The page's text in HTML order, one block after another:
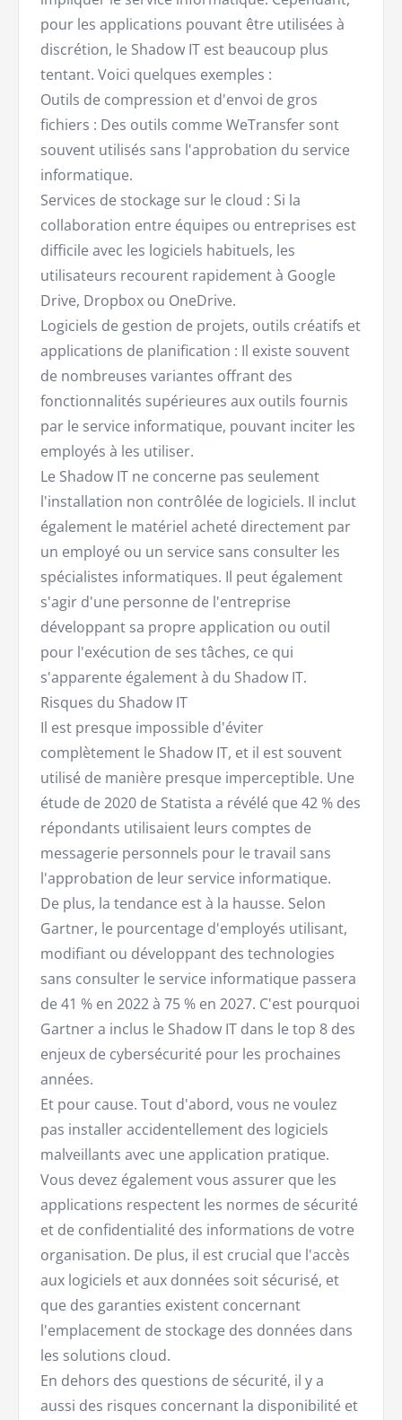
pour les applications pouvant être utilisées à
discrétion, le Shadow IT est beaucoup plus
tentant. Voici quelques exemples :
Outils de compression et d'envoi de gros
fichiers : Des outils comme WeTransfer sont
souvent utilisés sans l'approbation du service
informatique.
Services de stockage sur le cloud : Si la
collaboration entre équipes ou entreprises est
difficile avec les logiciels habituels, les
utilisateurs recourent rapidement à Google
Drive, Dropbox ou OneDrive.
Logiciels de gestion de projets, outils créatifs et
applications de planification : Il existe souvent
de nombreuses variantes offrant des
fonctionnalités supérieures aux outils fournis
par le service informatique, pouvant inciter les
employés à les utiliser.
Le Shadow IT ne concerne pas seulement
l'installation non contrôlée de logiciels. Il inclut
également le matériel acheté directement par
un employé ou un service sans consulter les
spécialistes informatiques. Il peut également
s'agir d'une personne de l'entreprise
développant sa propre application ou outil
pour l'exécution de ses tâches, ce qui
s'apparente également à du Shadow IT.
Risques du Shadow IT
Il est presque impossible d'éviter
complètement le Shadow IT, et il est souvent
utilisé de manière presque imperceptible. Une
étude de 2020 de Statista a révélé que 42 % des
répondants utilisaient leurs comptes de
messagerie personnels pour le travail sans
l'approbation de leur service informatique.
De plus, la tendance est à la hausse. Selon
Gartner, le pourcentage d'employés utilisant,
modifiant ou développant des technologies
sans consulter le service informatique passera
de 41 % en 2022 à 75 % en 2027. C'est pourquoi
Gartner a inclus le Shadow IT dans le top 8 des
enjeux de cybersécurité pour les prochaines
années.
Et pour cause. Tout d'abord, vous ne voulez
pas installer accidentellement des logiciels
malveillants avec une application pratique.
Vous devez également vous assurer que les
applications respectent les normes de sécurité
et de confidentialité des informations de votre
organisation. De plus, il est crucial que l'accès
aux logiciels et aux données soit sécurisé, et
que des garanties existent concernant
l'emplacement de stockage des données dans
les solutions cloud.
En dehors des questions de sécurité, il y a
aussi des risques concernant la disponibilité et